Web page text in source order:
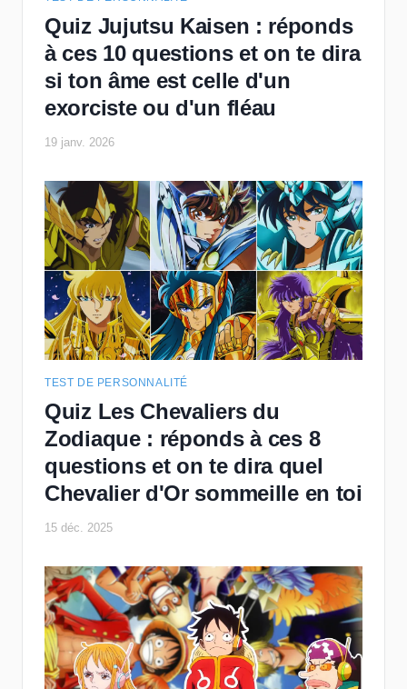
Quiz Jujutsu Kaisen : réponds
à ces 10 questions et on te dira
si ton âme est celle d'un
exorciste ou d'un fléau
19 janv. 2026
TEST DE PERSONNALITÉ
Quiz Les Chevaliers du
Zodiaque : réponds à ces 8
questions et on te dira quel
Chevalier d'Or sommeille en toi
15 déc. 2025